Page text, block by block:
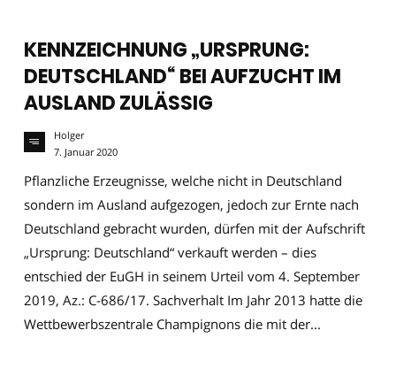
KENNZEICHNUNG „URSPRUNG:
DEUTSCHLAND“ BEI AUFZUCHT IM
AUSLAND ZULÄSSIG
Holger
7. Januar 2020
Pflanzliche Erzeugnisse, welche nicht in Deutschland
sondern im Ausland aufgezogen, jedoch zur Ernte nach
Deutschland gebracht wurden, dürfen mit der Aufschrift
„Ursprung: Deutschland“ verkauft werden – dies
entschied der EuGH in seinem Urteil vom 4. September
2019, Az.: C-686/17. Sachverhalt Im Jahr 2013 hatte die
Wettbewerbszentrale Champignons die mit der...